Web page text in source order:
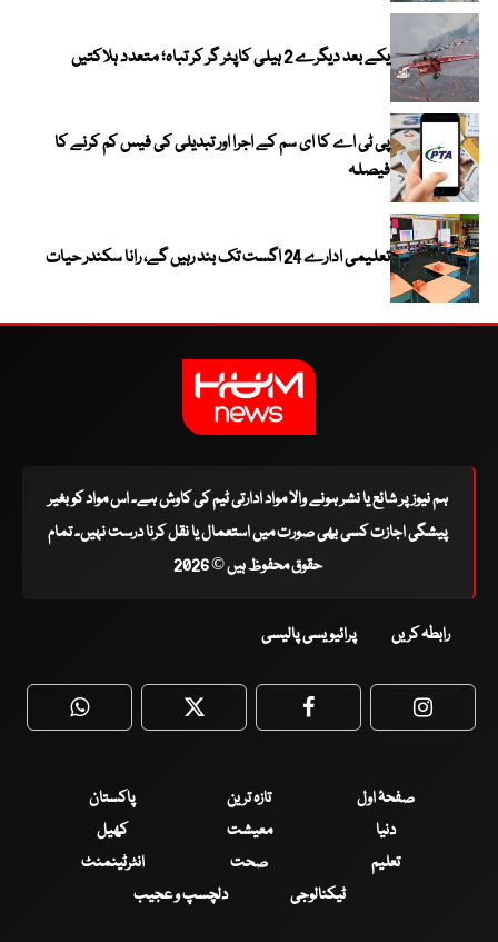
یکے بعد دیگرے 2 ہیلی کاپٹر گر کر تباہ؛ متعدد ہلاکتیں
پی ٹی اے کا ای سم کے اجرا اور تبدیلی کی فیس کم کرنے کا
فیصلہ
تعلیمی ادارے 24 اگست تک بند رہیں گے، رانا سکندر حیات
ہم نیوز پر شائع یا نشر ہونے والا مواد ادارتی ٹیم کی کاوش ہے۔ اس مواد کو بغیر
پیشگی اجازت کسی بھی صورت میں استعمال یا نقل کرنا درست نہیں۔ تمام
حقوق محفوظ ہیں © 2026
رابطہ کریں پرائیویسی پالیسی
WhatsApp Twitter Facebook
صفحۂ اول تازہ ترین
پاکستان
دنیا
معیشت
کھیل
تعلیم
صحت
انٹرٹینمنٹ
ٹیکنالوجی
دلچسپ و عجیب